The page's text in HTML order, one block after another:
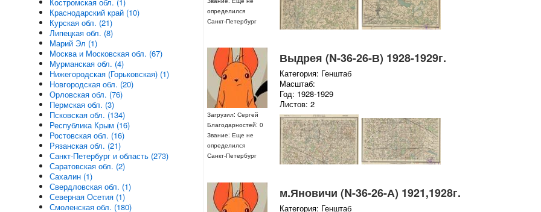
определился
Санкт-Петербург
Загрузил: Сергей
Благодарностей: 0
Звание: Еще не
определился
Санкт-Петербург
Выдрея (N-36-26-В) 1928-1929г.
Категория: Генштаб
Масштаб:
Год: 1928-1929
Листов: 2
м.Яновичи (N-36-26-А) 1921,1928г.
Категория: Генштаб
Краснодарский край (10)
Курская обл. (21)
Липецкая обл. (8)
Марий Эл (1)
Москва и Московская обл. (67)
Мурманская обл. (4)
Нижегородская (Горьковская) (1)
Новгородская обл. (20)
Орловская обл. (76)
Пермская обл. (3)
Псковская обл. (134)
Республика Крым (16)
Ростовская обл. (16)
Рязанская обл. (21)
Санкт-Петербург и область (273)
Саратовская обл. (2)
Сахалин (1)
Свердловская обл. (1)
Северная Осетия (1)
Смоленская обл. (180)